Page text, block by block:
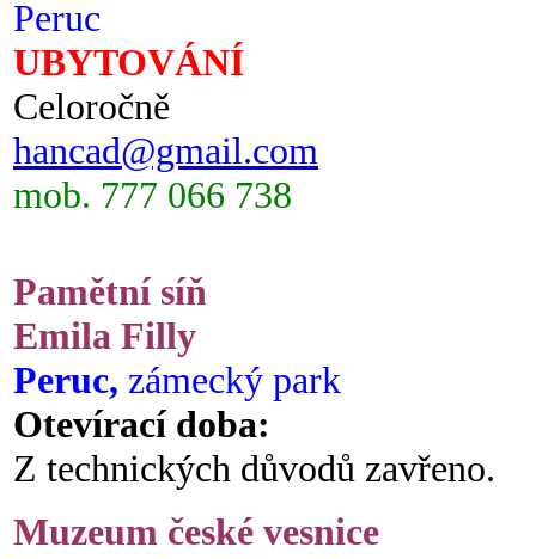
Peruc
UBYTOVÁNÍ
Celoročně
hancad@gmail.com
mob. 777 066 738
Pamětní síň
Emila Filly
Peruc, zámecký park
Otevírací doba:
Z technických důvodů zavřeno.
Muzeum české vesnice